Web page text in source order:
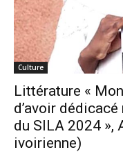
Culture
Littérature «
d’avoir
du SILA 2024 »,
ivoirienne)